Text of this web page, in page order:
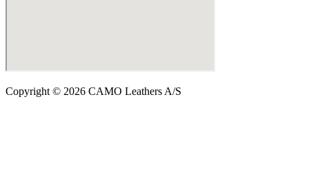
Copyright © 2026 CAMO Leathers A/S